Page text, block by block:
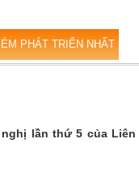
PHÁT TRIỂN NHẤT
lần thứ 5 của